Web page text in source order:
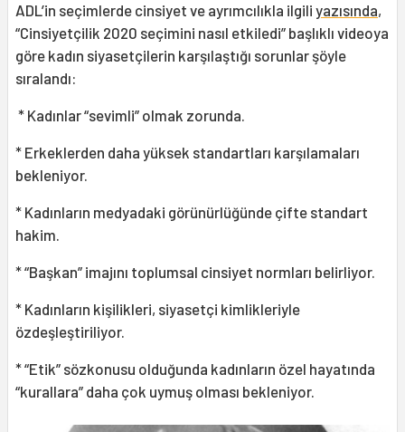
ADL’in seçimlerde cinsiyet ve ayrımcılıkla ilgili yazısında,
“Cinsiyetçilik 2020 seçimini nasıl etkiledi” başlıklı videoya
göre kadın siyasetçilerin karşılaştığı sorunlar şöyle
sıralandı:
* Kadınlar “sevimli” olmak zorunda.
* Erkeklerden daha yüksek standartları karşılamaları
bekleniyor.
* Kadınların medyadaki görünürlüğünde çifte standart
hakim.
* “Başkan” imajını toplumsal cinsiyet normları belirliyor.
* Kadınların kişilikleri, siyasetçi kimlikleriyle
özdeşleştiriliyor.
* “Etik” sözkonusu olduğunda kadınların özel hayatında
“kurallara” daha çok uymuş olması bekleniyor.